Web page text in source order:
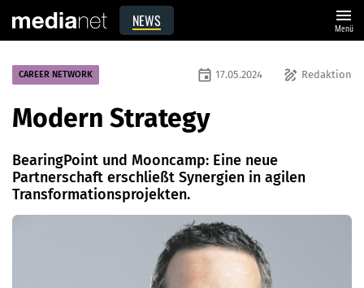
NEWS menu
Menü
CAREER NETWORK draw Redaktion
event 17.05.2024
Modern Strategy
BearingPoint und Mooncamp: Eine neue
Partnerschaft erschließt Synergien in agilen
Transformationsprojekten.